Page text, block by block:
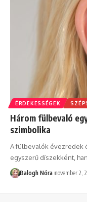
ÉRDEKESSÉGEK
Három fülbevaló
szimbolika
A fülbevalók évezredek
egyszerű díszekként,
Balogh Nóra november 2,